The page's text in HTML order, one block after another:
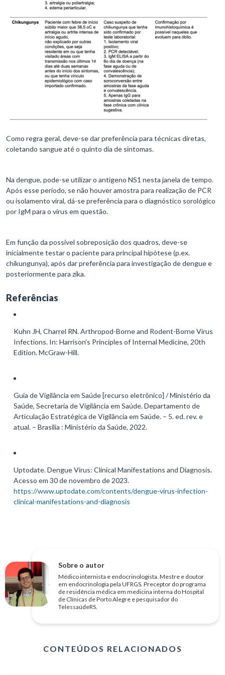
Como regra geral, deve-se dar preferência para técnicas diretas,
coletando sangue até o quinto dia de sintomas.
Na dengue, pode-se utilizar o antígeno NS1 nesta janela de tempo.
Após esse período, se não houver amostra para realização de PCR
ou isolamento viral, dá-se preferência para o diagnóstico sorológico
por IgM para o vírus em questão.
Em função da possível sobreposição dos quadros, deve-se
inicialmente testar o paciente para principal hipótese (p.ex.
chikungunya), após dar preferência para investigação de dengue e
posteriormente para zika.
Referências
Kuhn JH, Charrel RN. Arthropod-Borne and Rodent-Borne Virus
Infections. In: Harrison’s Principles of Internal Medicine, 20th
Edition. McGraw-Hill.
Guia de Vigilância em Saúde [recurso eletrônico] / Ministério da
Saúde, Secretaria de Vigilância em Saúde. Departamento de
Articulação Estratégica de Vigilância em Saúde. – 5. ed. rev. e
atual. – Brasília : Ministério da Saúde, 2022.
Uptodate. Dengue Virus: Clinical Manifestations and Diagnosis.
Acesso em 30 de novembro de 2023.
https://www.uptodate.com/contents/dengue-virus-infection-
clinical-manifestations-and-diagnosis
Sobre o autor
Médico internista e endocrinologista. Mestre e doutor
em endocrinologia pela UFRGS. Preceptor do programa
de residência médica em medicina interna do Hospital
de Clínicas de Porto Alegre e pesquisador do
TelessaúdeRS.
CONTEÚDOS RELACIONADOS